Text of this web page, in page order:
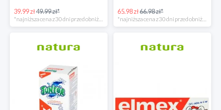
39.99 zł49.99 zł* 65.98 zł66.98 zł*